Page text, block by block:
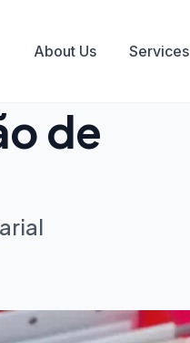
About Us Services
de